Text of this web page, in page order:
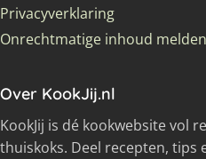
Privacyverklaring
Onrechtmatige inhoud melden
Over KookJij.nl
KookJij is dé kookwebsite vol
thuiskoks. Deel recepten, tips